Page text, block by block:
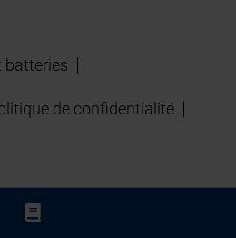
batteries
de confidentialité